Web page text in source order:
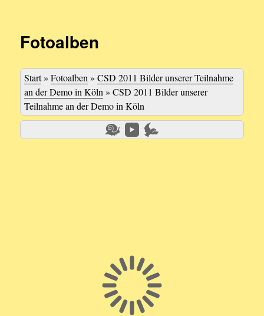
Fotoalben
Start»Fotoalben »CSD 2011 Bilder unserer Teilnahme
an der Demo in Köln »CSD 2011 Bilder unserer
Teilnahme an der Demo in Köln